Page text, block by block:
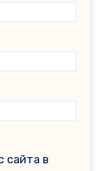
сайта в